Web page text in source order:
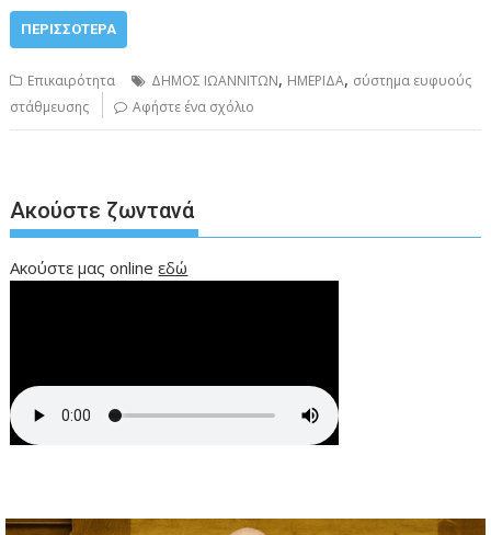
ΠΕΡΙΣΣΌΤΕΡΑ
Επικαιρότητα ΔΗΜΟΣ ΙΩΑΝΝΙΤΩΝ, ΗΜΕΡΙΔΑ, σύστημα ευφυούς
στάθμευσης
Αφήστε ένα σχόλιο
Ακούστε ζωντανά
Ακούστε μας onlineεδώ